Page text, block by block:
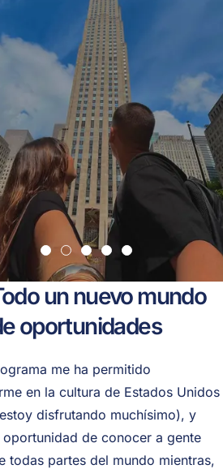
un nuevo mundo
oportunidades
me ha permitido
en la cultura de Estados Unidos
disfrutando muchísimo), y
de conocer a gente
todas partes del mundo mientras,